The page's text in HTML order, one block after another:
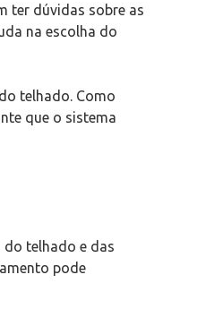
ter dúvidas sobre as
na escolha do
telhado. Como
que o sistema
do telhado e das
pode